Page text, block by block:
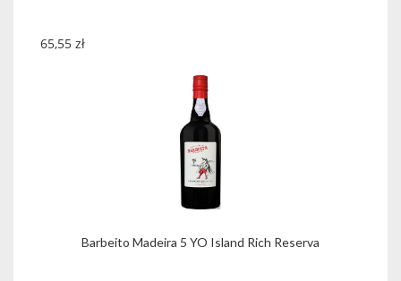
Barbeito Madeira 5 YO Island Rich Reserva
65,55 zł